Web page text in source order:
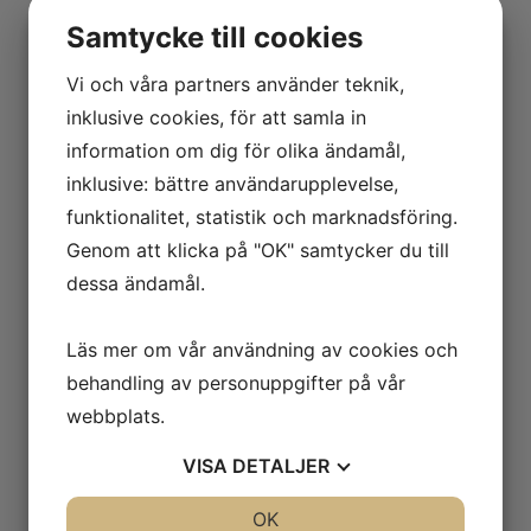
Rael
15 000
Samtycke till cookies
Vi och våra partners använder teknik,
inklusive cookies, för att samla in
information om dig för olika ändamål,
inklusive: bättre användarupplevelse,
funktionalitet, statistik och marknadsföring.
Genom att klicka på "OK" samtycker du till
dessa ändamål.
Läs mer om vår användning av cookies och
behandling av personuppgifter på vår
webbplats.
VISA DETALJER
OK